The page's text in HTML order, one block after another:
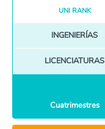
UNI RANK
INGENIERÍAS
LICENCIATURAS
Cuatrimestres